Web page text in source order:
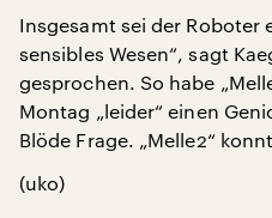
Insgesamt sei der Roboter
sensibles Wesen“, sagt
gesprochen. So habe
Montag „leider“ einen
Blöde Frage. „Melle2“
(uko)